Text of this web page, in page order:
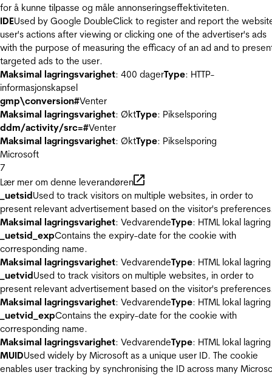
for å kunne tilpasse og måle annonseringseffektiviteten.
IDEUsed by Google DoubleClick to register and report the
user's actions after viewing or clicking one of the advertiser's ads
with the purpose of measuring the efficacy of an ad and to
targeted ads to the user.
Maksimal lagringsvarighet: 400 dagerType: HTTP-
informasjonskapsel
gmp\conversion#Venter
Maksimal lagringsvarighet: ØktType: Pikselsporing
ddm/activity/src=#Venter
Maksimal lagringsvarighet: ØktType: Pikselsporing
Microsoft
7
Lær mer om denne leverandøren
_uetsidUsed to track visitors on multiple websites, in order to
present relevant advertisement based on the visitor's
Maksimal lagringsvarighet: VedvarendeType: HTML lokal lagring
_uetsid_expContains the expiry-date for the cookie with
corresponding name.
Maksimal lagringsvarighet: VedvarendeType: HTML lokal lagring
_uetvidUsed to track visitors on multiple websites, in order to
present relevant advertisement based on the visitor's
Maksimal lagringsvarighet: VedvarendeType: HTML lokal lagring
_uetvid_expContains the expiry-date for the cookie with
corresponding name.
Maksimal lagringsvarighet: VedvarendeType: HTML lokal lagring
MUIDUsed widely by Microsoft as a unique user ID. The cookie
enables user tracking by synchronising the ID across many